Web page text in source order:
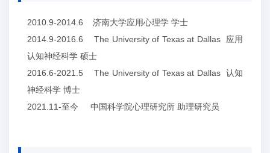
2010.9-2014.6 济南大学应用心理学 学士
2014.9-2016.6 The University of Texas at Dallas 应用
认知神经科学 硕士
2016.6-2021.5 The University of Texas at Dallas 认知
神经科学 博士
2021.11-至今 中国科学院心理研究所 助理研究员